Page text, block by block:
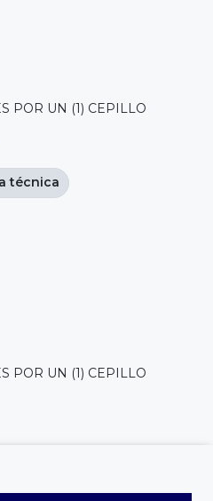
POR UN (1) CEPILLO
POR UN (1) CEPILLO
técnica